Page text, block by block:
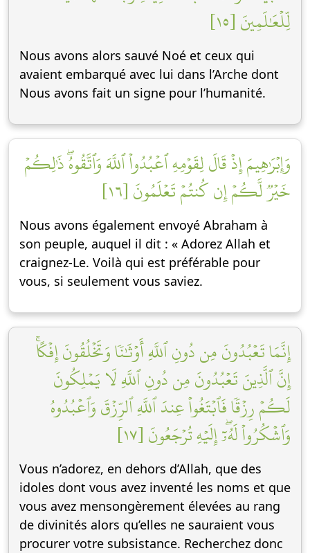
لِّلۡعَٰلَمِينَ [١٥]
Nous avons alors sauvé Noé et ceux qui
avaient embarqué avec lui dans l’Arche dont
Nous avons fait un signe pour l’humanité.
وَإِبۡرَٰهِيمَ إِذۡ قَالَ لِقَوۡمِهِ ٱعۡبُدُواْ ٱللَّهَ وَٱتَّقُوهُۖ ذَٰلِكُمۡ
خَيۡرٞ لَّكُمۡ إِن كُنتُمۡ تَعۡلَمُونَ [١٦]
Nous avons également envoyé Abraham à
son peuple, auquel il dit : « Adorez Allah et
craignez-Le. Voilà qui est préférable pour
vous, si seulement vous saviez.
إِنَّمَا تَعۡبُدُونَ مِن دُونِ ٱللَّهِ أَوۡثَٰنٗا وَتَخۡلُقُونَ إِفۡكًاۚ
إِنَّ ٱلَّذِينَ تَعۡبُدُونَ مِن دُونِ ٱللَّهِ لَا يَمۡلِكُونَ
لَكُمۡ رِزۡقٗا فَٱبۡتَغُواْ عِندَ ٱللَّهِ ٱلرِّزۡقَ وَٱعۡبُدُوهُ
وَٱشۡكُرُواْ لَهُۥٓۖ إِلَيۡهِ تُرۡجَعُونَ [١٧]
Vous n’adorez, en dehors d’Allah, que des
idoles dont vous avez inventé les noms et que
vous avez mensongèrement élevées au rang
de divinités alors qu’elles ne sauraient vous
procurer votre subsistance. Recherchez donc